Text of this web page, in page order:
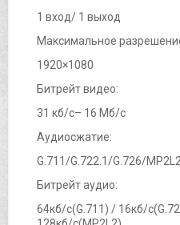
1 вход/ 1 выход
Максимальное
1920×1080
Битрейт видео:
31 кб/с– 16 Мб/с
Аудиосжатие:
G.711/G.722.1/G.726/MP2L2
Битрейт аудио:
64кб/с(G.711) / 16кб/